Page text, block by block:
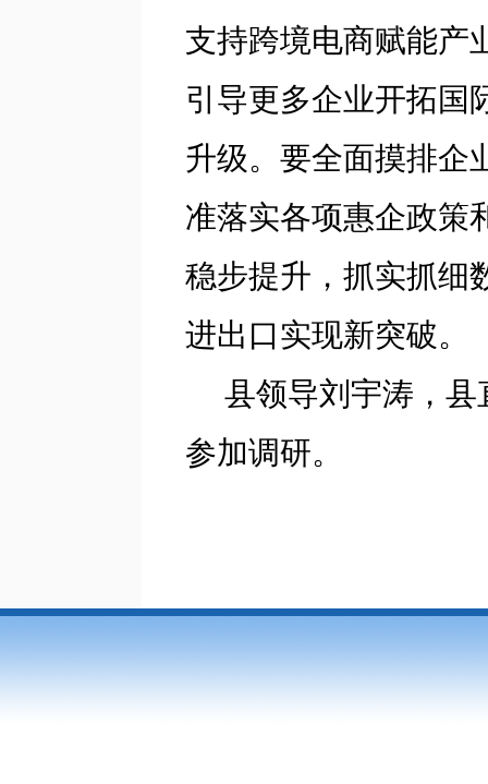
支持跨境电商赋能产
引导更多企业开拓国
升级。要全面摸排企
准落实各项惠企政策
稳步提升，抓实抓细
进出口实现新突破。
县领导刘宇涛，
参加调研。